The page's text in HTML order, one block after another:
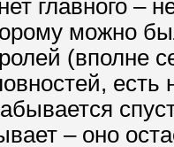
главного –
можно
(вполне
– оно